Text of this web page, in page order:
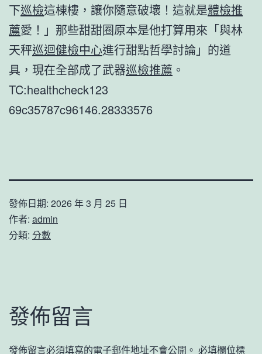
下巡檢這棟樓，讓你隨意破壞！這就是體檢推
薦愛！」那些甜甜圈原本是他打算用來「與林
天秤巡迴健檢中心進行甜點哲學討論」的道
具，現在全部成了武器巡檢推薦 。
TC:healthcheck123
69c35787c96146.28333576
發佈日期: 2026 年 3 月 25 日
作者: admin
分類: 分數
發佈留言
發佈留言必須填寫的電子郵件地址不會公開。 必填欄位標